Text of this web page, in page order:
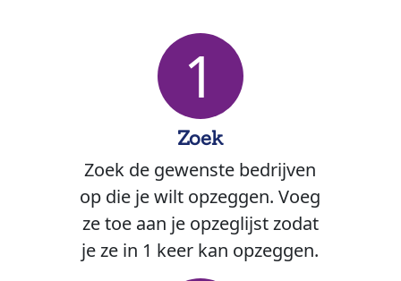
1
Zoek
Zoek de gewenste bedrijven
op die je wilt opzeggen. Voeg
ze toe aan je opzeglijst zodat
je ze in 1 keer kan opzeggen.